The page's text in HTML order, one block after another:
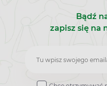
Bądź
zapisz się na
Zapisz
do